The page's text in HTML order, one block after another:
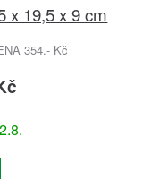
x 19,5 x 9 cm
354.- Kč